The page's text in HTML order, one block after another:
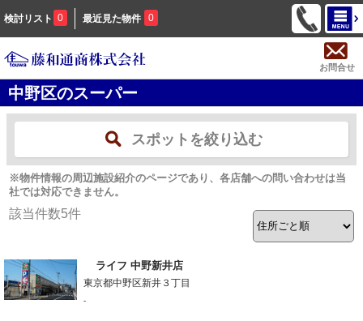
検討リスト 0 最近見た物件 0
お問合せ
中野区のスーパー
スポットを絞り込む
※物件情報の周辺施設紹介のページであり、各店舗への問い合わせは当
社では対応できません。
該当件数5件
ライフ 中野新井店
東京都中野区新井３丁目
-